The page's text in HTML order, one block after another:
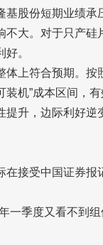
股份短期业绩
大。对于只产
。
体上符合预期。
机”成本区间，
升，边际利好
接受中国证券
一季度又看不到